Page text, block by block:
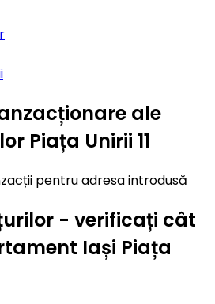
ale
Piața Unirii 11
pentru adresa introdusă
- verificați cât
Iași Piața